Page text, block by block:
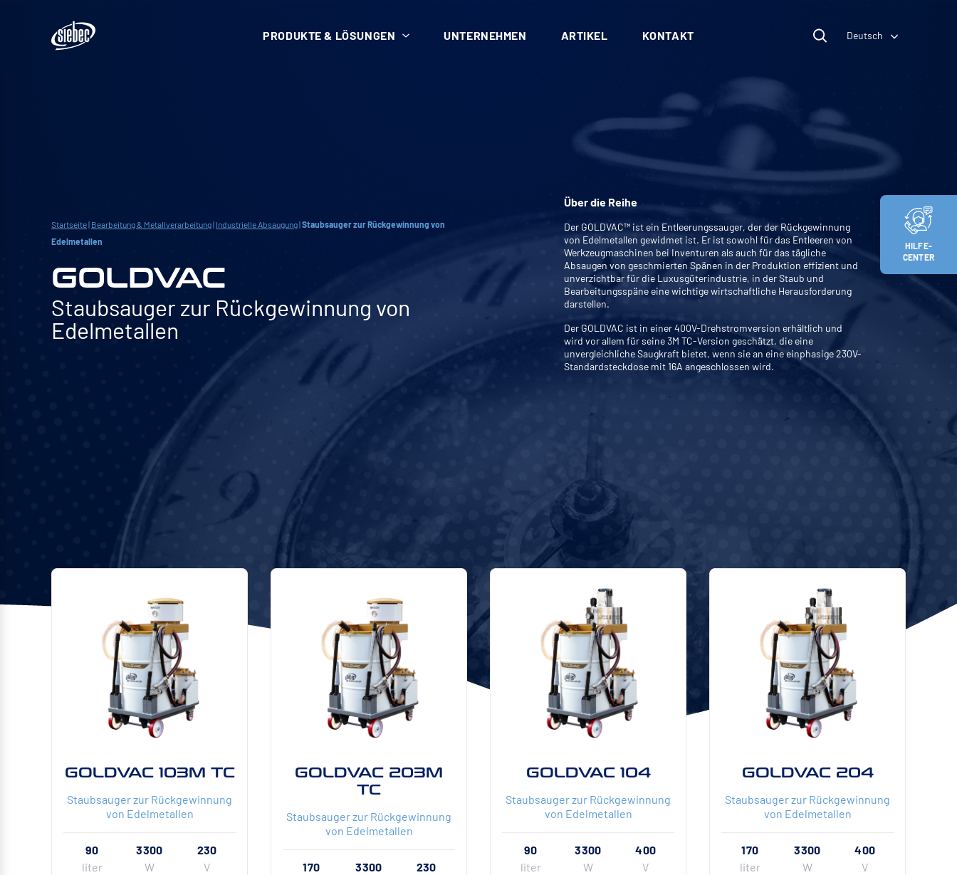
HILFE-
CENTER
PRODUKTE & LÖSUNGEN UNTERNEHMEN ARTIKEL KONTAKT Deutsch
Startseite| Bearbeitung & Metallverarbeitung| Industrielle Absaugung|Staubsauger zur Rückgewinnung von
Edelmetallen
GOLDVAC
Staubsauger zur Rückgewinnung von
Edelmetallen
Über die Reihe
Der GOLDVAC™ ist ein Entleerungssauger, der der Rückgewinnung
von Edelmetallen gewidmet ist. Er ist sowohl für das Entleeren von
Werkzeugmaschinen bei Inventuren als auch für das tägliche
Absaugen von geschmierten Spänen in der Produktion effizient und
unverzichtbar für die Luxusgüterindustrie, in der Staub und
Bearbeitungsspäne eine wichtige wirtschaftliche Herausforderung
darstellen.
Der GOLDVAC ist in einer 400V-Drehstromversion erhältlich und
wird vor allem für seine 3M TC-Version geschätzt, die eine
unvergleichliche Saugkraft bietet, wenn sie an eine einphasige 230V-
Standardsteckdose mit 16A angeschlossen wird.
GOLDVAC 103M TC
Staubsauger zur Rückgewinnung
von Edelmetallen
90
liter
3300
W
230
V
GOLDVAC 203M
TC
Staubsauger zur Rückgewinnung
von Edelmetallen
170
3300
230
GOLDVAC 104
Staubsauger zur Rückgewinnung
von Edelmetallen
90
liter
3300
W
400
V
GOLDVAC 204
Staubsauger zur Rückgewinnung
von Edelmetallen
170
liter
3300
W
400
V